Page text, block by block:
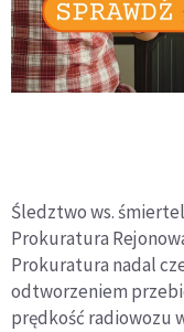
Śledztwo ws.
Prokuratura
Prokuratura nadal
odtworzeniem
prędkość radiowozu